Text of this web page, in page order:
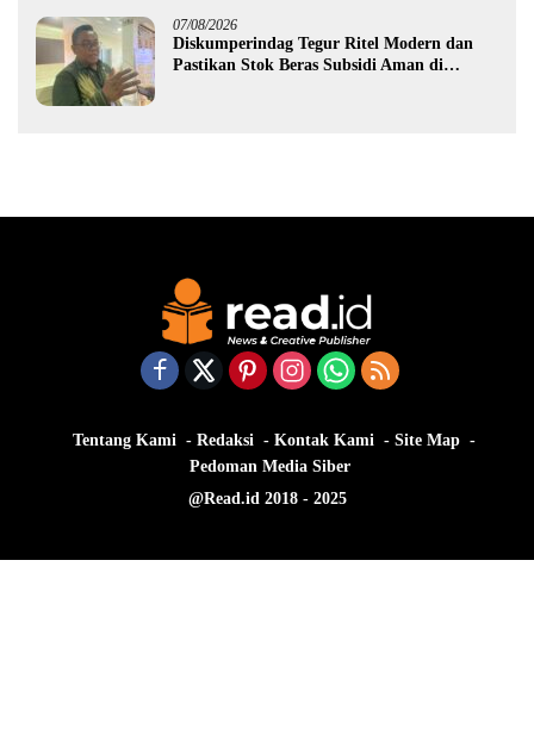
07/08/2026
Diskumperindag Tegur Ritel Modern dan
Pastikan Stok Beras Subsidi Aman di
Tentang Kami Redaksi Kontak Kami
Site Map
Pedoman Media Siber
@Read.id 2018 - 2025